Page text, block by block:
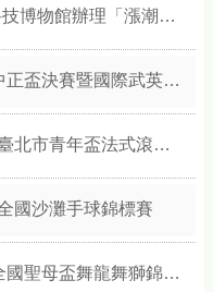
刻—原民智慧主題探索課程」參訪補助案
暨國際武英盃武術精英錦標賽
青年盃法式滾球錦標賽
國沙灘手球錦標賽
聖母盃舞龍舞獅錦標賽